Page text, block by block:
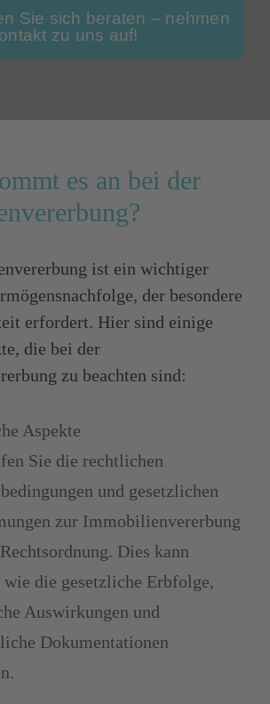
Sie sich beraten – nehmen
zu uns auf!
es an bei der
ist ein wichtiger
der besondere
erfordert. Hier sind einige
die bei der
zu beachten sind:
Aspekte
Sie die rechtlichen
und gesetzlichen
zur Immobilienvererbung
Dies kann
wie die gesetzliche Erbfolge,
Auswirkungen und
Dokumentationen